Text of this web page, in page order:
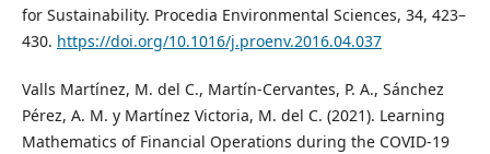
for Sustainability. Procedia Environmental Sciences, 34, 423–
430. https://doi.org/10.1016/j.proenv.2016.04.037
Valls Martínez, M. del C., Martín-Cervantes, P. A., Sánchez
Pérez, A. M. y Martínez Victoria, M. del C. (2021). Learning
Mathematics of Financial Operations during the COVID-19